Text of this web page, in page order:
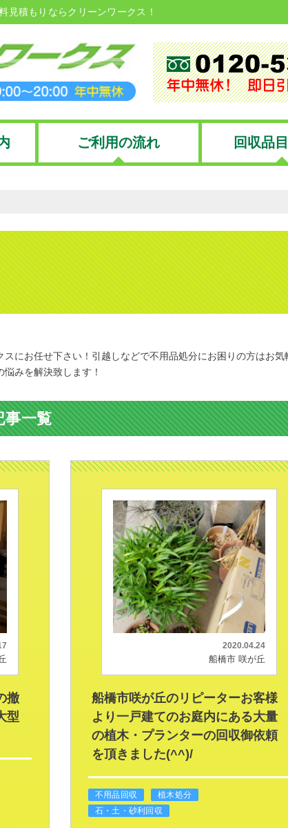
見積もりならクリーンワークス！
ご利用の流れ 回収品
にお任せ下さい！引越しなどで不用品処分にお困りの方はお気
みを解決致します！
事一覧
撤
型
2020.04.24
船橋市 咲が丘
船橋市咲が丘のリピーターお客様
より一戸建てのお庭内にある大量
の植木・プランターの回収御依頼
を頂きました(^^)/
不用品回収
植木処分
石・土・砂利回収